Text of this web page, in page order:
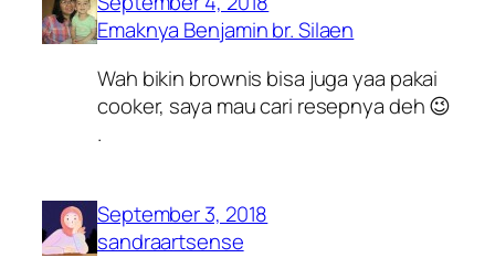
Emaknya Benjamin br. Silaen
Wah bikin brownis bisa juga yaa pakai
cooker, saya mau cari resepnya deh 😉
.
September 3, 2018
sandraartsense